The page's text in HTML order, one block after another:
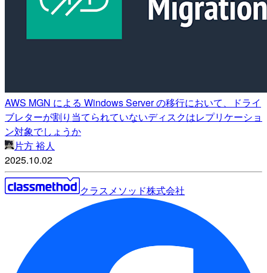
AWS MGN による Windows Server の移行において、ドライ
ブレターが割り当てられていないディスクはレプリケーショ
ン対象でしょうか
片方 裕人
2025.10.02
クラスメソッド株式会社